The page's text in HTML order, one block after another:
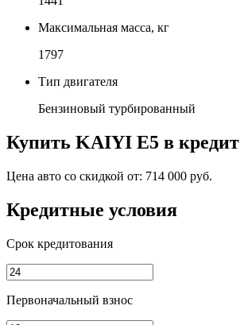
Максимальная масса, кг
1797
Тип двигателя
Бензиновый турбированный
Купить KAIYI E5 в кредит
Цена авто со скидкой от: 714 000 руб.
Кредитные условия
Срок кредитования
Первоначальный взнос